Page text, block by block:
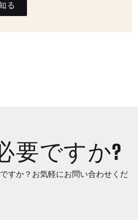
る
要ですか?
すか？お気軽にお問い合わせくだ